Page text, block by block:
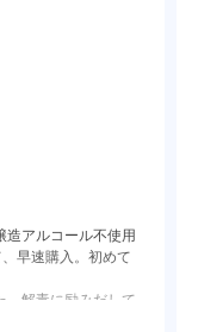
造アルコール不使用
早速購入。初めて
。解毒に励みだして
体が軽くて毎日快